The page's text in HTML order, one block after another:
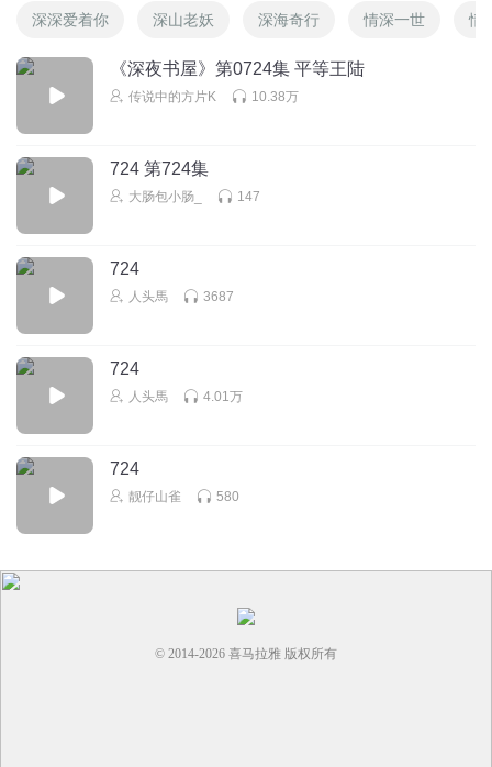
深深爱着你 深山老妖 深海奇行 情深一世 情
《深夜书屋》第0724集 平等王陆
传说中的方片K 10.38万
724 第724集
大肠包小肠_ 147
724
人头馬 3687
724
人头馬 4.01万
724
靓仔山雀 580
© 2014-2026 喜马拉雅 版权所有